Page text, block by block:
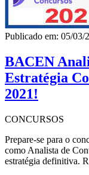
Publicado em: 05/03/
BACEN
Estratégia
2021!
CONCURSOS
Prepare-se para o
como Analista de
estratégia definitiva.